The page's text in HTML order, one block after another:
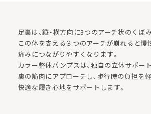
足裏は、縦・横方向に3つのアーチ状のくぼ
この体を支える３つのアーチが崩れると慢
痛みにつながりやすくなります。
カラー整体パンプスは､独自の立体サポー
裏の筋肉にアプローチし､歩行時の負担を
快適な履き心地をサポートします。